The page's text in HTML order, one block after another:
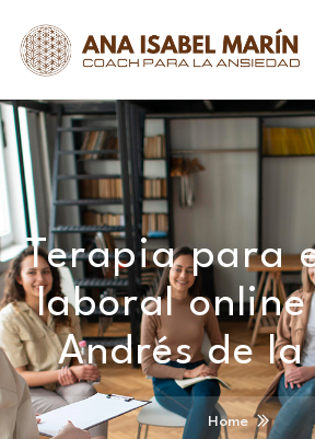
Terapia para
laboral online
Andrés de la
Home